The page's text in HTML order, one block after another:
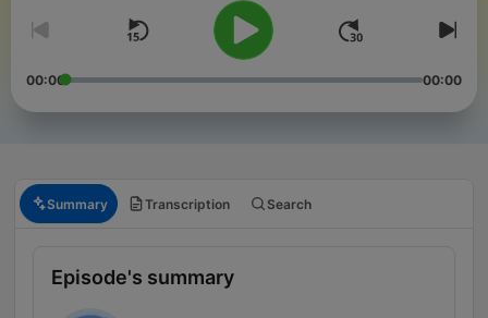
00:00 00:00
Summary Transcription Search
Episode's summary